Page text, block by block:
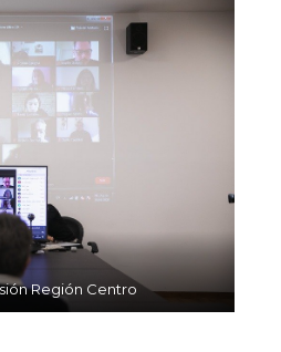
Región Centro